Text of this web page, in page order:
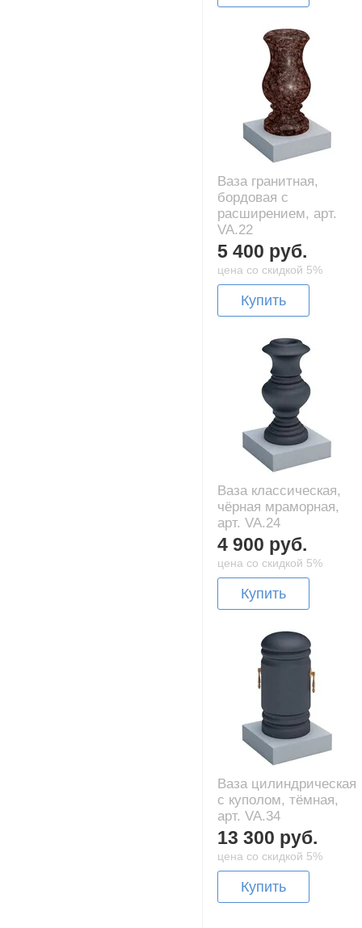
Ваза гранитная,
бордовая с
расширением, арт.
VA.22
5 400 руб.
цена со скидкой 5%
Купить
Ваза классическая,
чёрная мраморная,
арт. VA.24
4 900 руб.
цена со скидкой 5%
Купить
Ваза цилиндрическая
с куполом, тёмная,
арт. VA.34
13 300 руб.
цена со скидкой 5%
Купить